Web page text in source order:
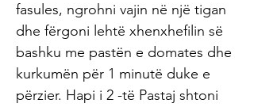
fasules, ngrohni vajin në një tigan
dhe fërgoni lehtë xhenxhefilin së
bashku me pastën e domates dhe
kurkumën për 1 minutë duke e
përzier. Hapi i 2 -të Pastaj shtoni